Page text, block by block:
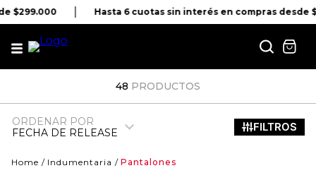
$299.000 Hasta 6 cuotas sin interés en compras desde
48 PRODUCTOS
ORDENAR POR
FECHA DE RELEASE
Indumentaria Pantalones